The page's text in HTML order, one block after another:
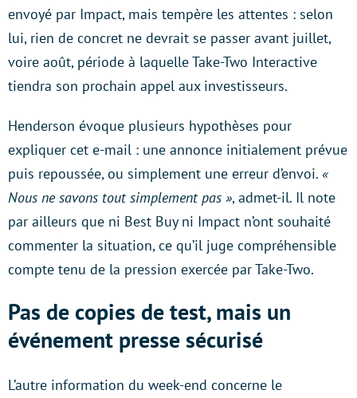
envoyé par Impact, mais tempère les attentes : selon
lui, rien de concret ne devrait se passer avant juillet,
voire août, période à laquelle Take-Two Interactive
tiendra son prochain appel aux investisseurs.
Henderson évoque plusieurs hypothèses pour
expliquer cet e-mail : une annonce initialement prévue
puis repoussée, ou simplement une erreur d’envoi. «
Nous ne savons tout simplement pas », admet-il. Il note
par ailleurs que ni Best Buy ni Impact n’ont souhaité
commenter la situation, ce qu’il juge compréhensible
compte tenu de la pression exercée par Take-Two.
Pas de copies de test, mais un
événement presse sécurisé
L’autre information du week-end concerne le